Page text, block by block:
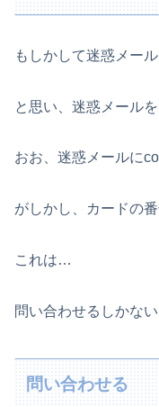
もしかして迷惑メー
と思い、迷惑メールを
おお、迷惑メールに
がしかし、カードの番
これは…
問い合わせるしかない
問い合わせる